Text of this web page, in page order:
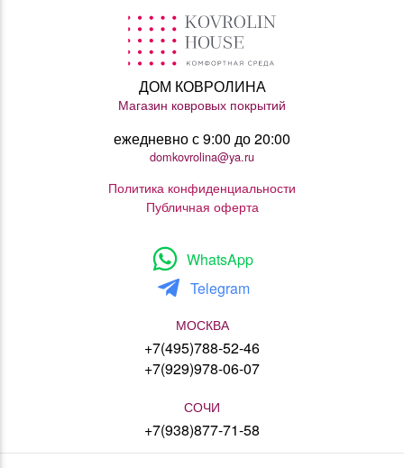
ДОМ КОВРОЛИНА
Магазин ковровых покрытий
ежедневно с 9:00 до 20:00
domkovrolina@ya.ru
Политика конфиденциальности
Публичная оферта
WhatsApp
Telegram
МОСКВА
+7(495)788-52-46
+7(929)978-06-07
СОЧИ
+7(938)877-71-58